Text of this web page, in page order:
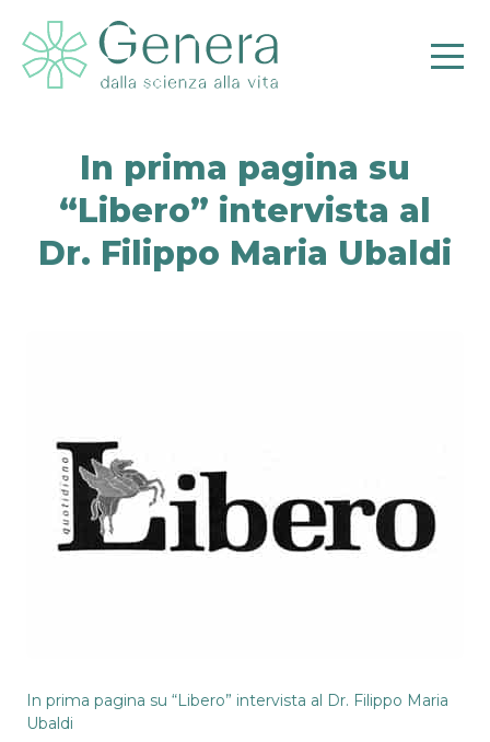
In prima pagina su
“Libero” intervista al
Dr. Filippo Maria Ubaldi
In prima pagina su “Libero” intervista al Dr. Filippo Maria
Ubaldi